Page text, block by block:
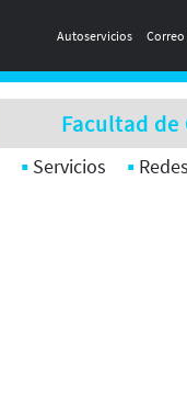
Autoservicios Correo
Facultad de
Servicios